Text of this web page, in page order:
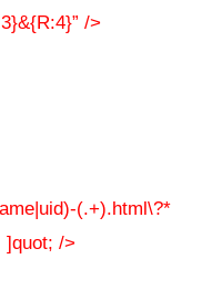
/>
(.+).html\?*
/>